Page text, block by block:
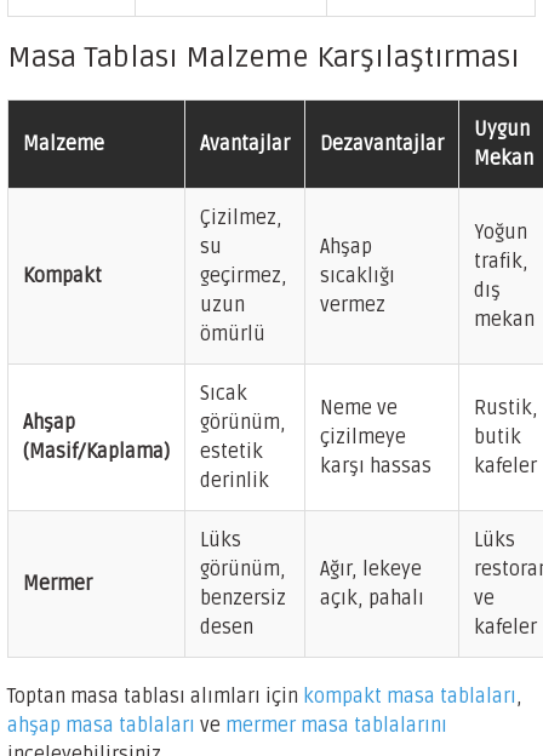
Masa Tablası Malzeme Karşılaştırması
Malzeme Avantajlar Dezavantajlar
Uygun
Mekan
Kompakt
Çizilmez,
su
geçirmez,
uzun
ömürlü
Ahşap
sıcaklığı
vermez
Yoğun
trafik,
dış
mekan
Ahşap
(Masif/Kaplama)
Sıcak
görünüm,
estetik
derinlik
Neme ve
çizilmeye
karşı hassas
Rustik,
butik
kafeler
Mermer
Lüks
görünüm,
benzersiz
desen
Ağır, lekeye
açık, pahalı
Lüks
ve
kafeler
Toptan masa tablası alımları için kompakt masa tablaları,
ahşap masa tablaları ve mermer masa tablalarını